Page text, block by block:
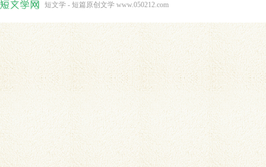
短文学 - 短篇原创文学 www.050212.com